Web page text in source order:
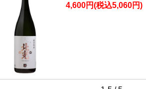
4,600円(税込5,060円)